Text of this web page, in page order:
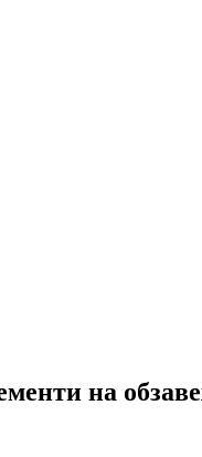
на